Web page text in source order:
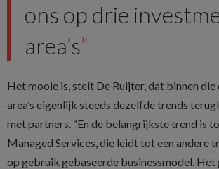
ons op drie
area’s
Het mooie is, stelt De Ruijter, dat binnen
area’s eigenlijk steeds dezelfde trends
met partners. “En de belangrijkste trend is
Managed Services, die leidt tot een andere
op gebruik gebaseerde businessmodel. Het